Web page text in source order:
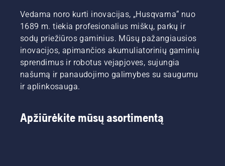
Vedama noro kurti inovacijas, „Husqvarna“ nuo
1689 m. tiekia profesionalius miškų, parkų ir
sodų priežiūros gaminius. Mūsų pažangiausios
inovacijos, apimančios akumuliatorinių gaminių
sprendimus ir robotus vejapjoves, sujungia
našumą ir panaudojimo galimybes su saugumu
ir aplinkosauga.
Apžiūrėkite mūsų asortimentą